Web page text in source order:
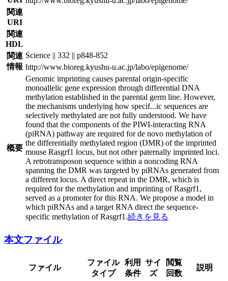
関連
URI
関連
HDL
関連
情報
Science || 332 || p848-852
http://www.bioreg.kyushu-u.ac.jp/labo/epigenome/
概要
Genomic imprinting causes parental origin-specific
monoallelic gene expression through differential DNA
methylation established in the parental germ line. However,
the mechanisms underlying how specif...ic sequences are
selectively methylated are not fully understood. We have
found that the components of the PIWI-interacting RNA
(piRNA) pathway are required for de novo methylation of
the differentially methylated region (DMR) of the imprinted
mouse Rasgrf1 locus, but not other paternally imprinted loci.
A retrotransposon sequence within a noncoding RNA
spanning the DMR was targeted by piRNAs generated from
a different locus. A direct repeat in the DMR, which is
required for the methylation and imprinting of Rasgrf1,
served as a promoter for this RNA. We propose a model in
which piRNAs and a target RNA direct the sequence-
specific methylation of Rasgrf1.続きを見る
本文ファイル
ファイル
ファイル
タイプ
利用
条件
サイ
ズ
閲覧
回数
説明